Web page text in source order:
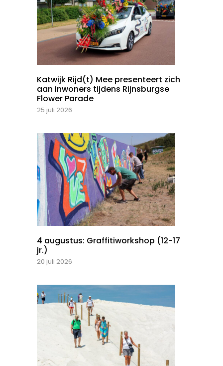
Katwijk Rijd(t) Mee presenteert zich
aan inwoners tijdens Rijnsburgse
Flower Parade
25 juli 2026
4 augustus: Graffitiworkshop (12-17
jr.)
20 juli 2026